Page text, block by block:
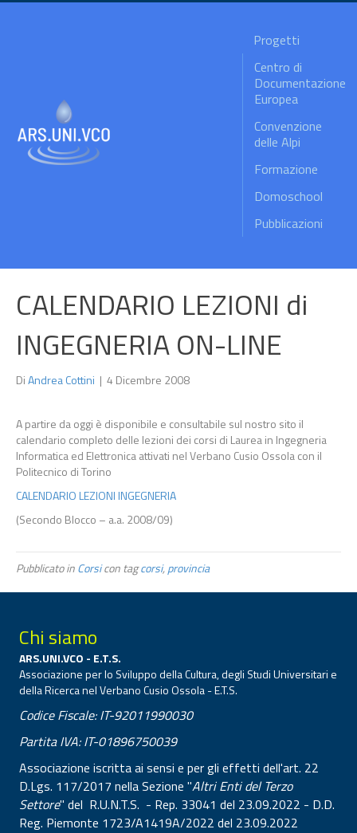
Progetti
Centro di
Documentazione
Europea
Convenzione
delle Alpi
Formazione
Domoschool
Pubblicazioni
CALENDARIO LEZIONI di
INGEGNERIA ON-LINE
DiAndrea Cottini | 4 Dicembre 2008
A partire da oggi è disponibile e consultabile sul nostro sito il
calendario completo delle lezioni dei corsi di Laurea in Ingegneria
Informatica ed Elettronica attivati nel Verbano Cusio Ossola con il
Politecnico di Torino
CALENDARIO LEZIONI INGEGNERIA
(Secondo Blocco – a.a. 2008/09)
Pubblicato inCorsicon tagcorsi,provincia
Chi siamo
ARS.UNI.VCO - E.T.S.
Associazione per lo Sviluppo della Cultura, degli Studi Universitari e
della Ricerca nel Verbano Cusio Ossola - E.T.S.
Codice Fiscale: IT-92011990030
Partita IVA: IT-01896750039
Associazione iscritta ai sensi e per gli effetti dell'art. 22
D.Lgs. 117/2017 nella Sezione "Altri Enti del Terzo
Settore" del R.U.N.T.S. - Rep. 33041 del 23.09.2022 - D.D.
Reg. Piemonte 1723/A1419A/2022 del 23.09.2022